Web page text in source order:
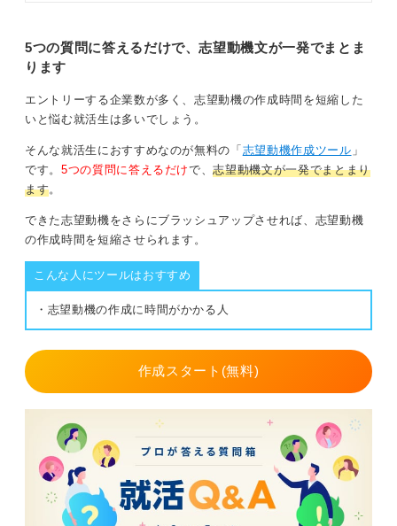
よる企業の視点から、銀行に就職す
るメリットや向いている人の特徴に
ついて解説します。
5つの質問に答えるだけで、志望動機文が一発でまとま
ります
エントリーする企業数が多く、志望動機の作成時間を短縮した
いと悩む就活生は多いでしょう。
そんな就活生におすすめなのが無料の「 志望動機作成ツール 」
です。 5つの質問に答えるだけで、志望動機文が一発でまとまり
ます。
できた志望動機をさらにブラッシュアップさせれば、志望動機
の作成時間を短縮させられます。
こんな人にツールはおすすめ
・志望動機の作成に時間がかかる人
作成スタート(無料)